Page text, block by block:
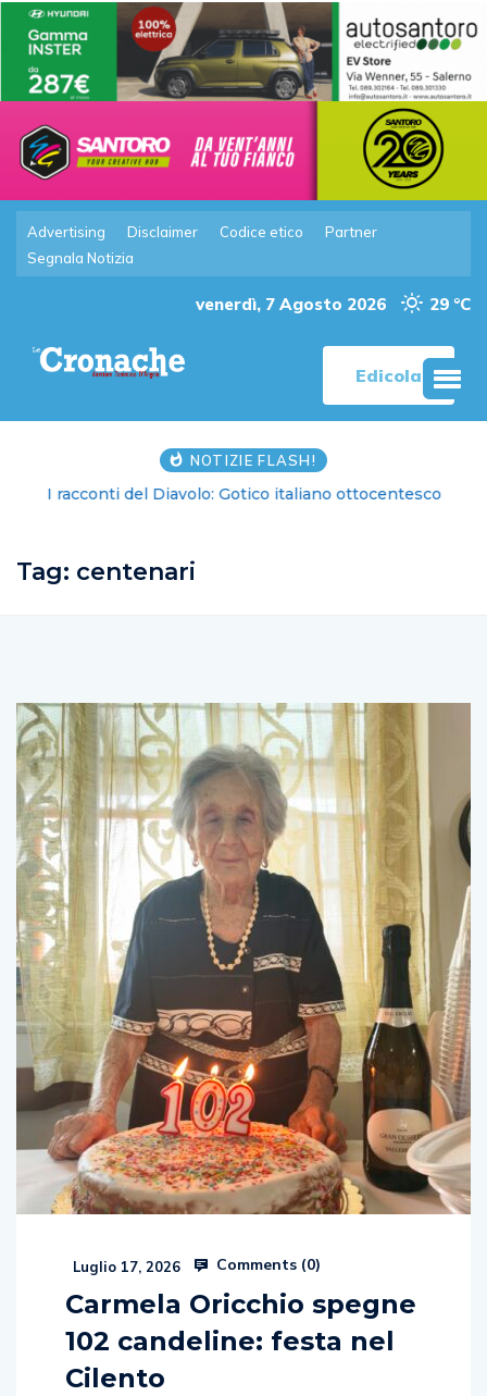
Advertising Disclaimer Codice etico
Partner
Segnala Notizia
venerdì, 7 Agosto 2026 29 °C
Edicola
NOTIZIE FLASH!
I racconti del Diavolo: Gotico italiano ottocentesco
Tag: centenari
Luglio 17, 2026 Comments (0)
Carmela Oricchio spegne
102 candeline: festa nel
Cilento